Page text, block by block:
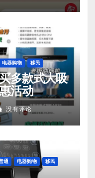
电器购物 移民
多款式大吸
活动
没有评论
通 电器购物 移民